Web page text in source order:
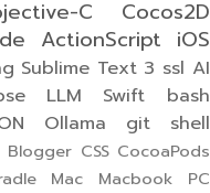
C
Cocos2D
ActionScript iOS
Sublime Text 3 ssl AI
LLM Swift
bash
Ollama git
shell
Blogger CSS CocoaPods
Mac Macbook
PC